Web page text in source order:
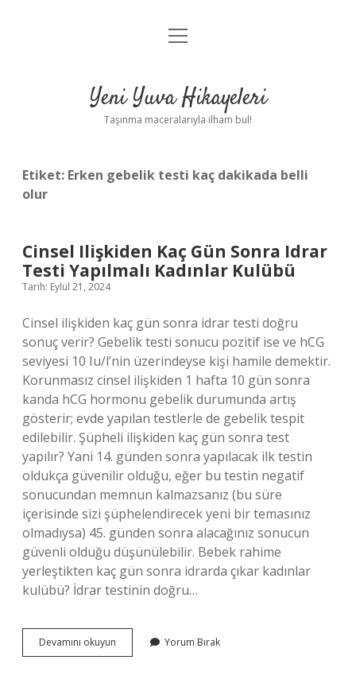
Anasayfa
Yasal Uyarı
menüyü
Yeni Yuva Hikayeleri
Taşınma maceralarıyla ilham bul!
Etiket: Erken gebelik testi kaç dakikada belli
olur
Cinsel Ilişkiden Kaç Gün Sonra Idrar
Testi Yapılmalı Kadınlar Kulübü
Tarih: Eylül 21, 2024
Cinsel ilişkiden kaç gün sonra idrar testi doğru
sonuç verir? Gebelik testi sonucu pozitif ise ve hCG
seviyesi 10 Iu/l’nin üzerindeyse kişi hamile demektir.
Korunmasız cinsel ilişkiden 1 hafta 10 gün sonra
kanda hCG hormonu gebelik durumunda artış
gösterir; evde yapılan testlerle de gebelik tespit
edilebilir. Şüpheli ilişkiden kaç gün sonra test
yapılır? Yani 14. günden sonra yapılacak ilk testin
oldukça güvenilir olduğu, eğer bu testin negatif
sonucundan memnun kalmazsanız (bu süre
içerisinde sizi şüphelendirecek yeni bir temasınız
olmadıysa) 45. günden sonra alacağınız sonucun
güvenli olduğu düşünülebilir. Bebek rahime
yerleştikten kaç gün sonra idrarda çıkar kadınlar
kulübü? İdrar testinin doğru…
Devamını okuyun
Ilişkiden
Yorum Bırak